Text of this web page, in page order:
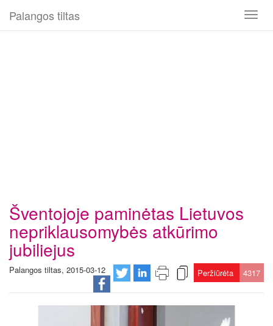
Toggle
Palangos tiltas
Šventojoje paminėtas Lietuvos
nepriklausomybės atkūrimo
jubiliejus
Palangos tiltas, 2015-03-12 Peržiūrėta 4317